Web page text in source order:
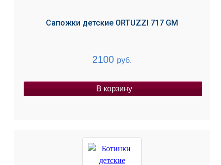
Сапожки детские ORTUZZI 717 GM
2100 руб.
В корзину